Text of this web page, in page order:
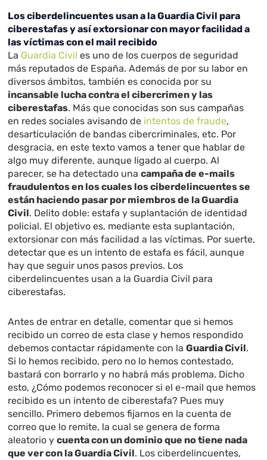
Los ciberdelincuentes usan a la Guardia Civil para
ciberestafas y así extorsionar con mayor facilidad a
las víctimas con el mail recibido
La Guardia Civil es uno de los cuerpos de seguridad
más reputados de España. Además de por su labor en
diversos ámbitos, también es conocida por su
incansable lucha contra el cibercrimen y las
ciberestafas. Más que conocidas son sus campañas
en redes sociales avisando de intentos de fraude,
desarticulación de bandas cibercriminales, etc. Por
desgracia, en este texto vamos a tener que hablar de
algo muy diferente, aunque ligado al cuerpo. Al
parecer, se ha detectado unacampaña de e-mails
fraudulentos en los cuales los ciberdelincuentes se
están haciendo pasar por miembros de la Guardia
Civil. Delito doble: estafa y suplantación de identidad
policial. El objetivo es, mediante esta suplantación,
extorsionar con más facilidad a las víctimas. Por suerte,
detectar que es un intento de estafa es fácil, aunque
hay que seguir unos pasos previos. Los
ciberdelincuentes usan a la Guardia Civil para
ciberestafas.
Antes de entrar en detalle, comentar que si hemos
recibido un correo de esta clase y hemos respondido
debemos contactar rápidamente con laGuardia Civil.
Si lo hemos recibido, pero no lo hemos contestado,
bastará con borrarlo y no habrá más problema. Dicho
esto, ¿Cómo podemos reconocer si el e-mail que hemos
recibido es un intento de ciberestafa? Pues muy
sencillo. Primero debemos fijarnos en la cuenta de
correo que lo remite, la cual se genera de forma
aleatorio ycuenta con un dominio que no tiene nada
que ver con la Guardia Civil. Los ciberdelincuentes,